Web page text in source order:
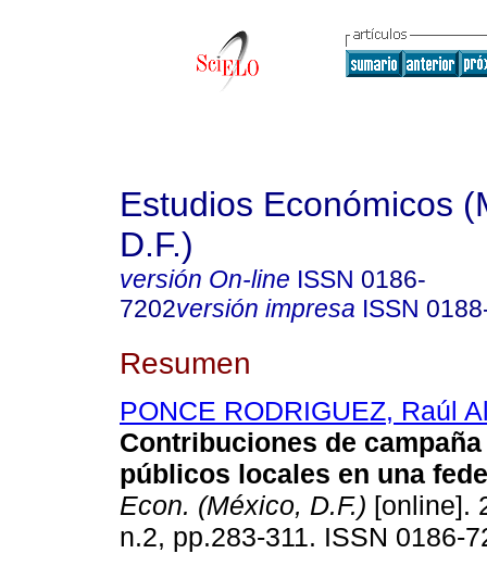
Estudios Económicos
D.F.)
versión On-line ISSN 0186-
7202versión impresa ISSN
Resumen
PONCE RODRIGUEZ, Raúl
Contribuciones de
públicos locales en una
Econ. (México, D.F.) [online].
n.2, pp.283-311. ISSN 0186-